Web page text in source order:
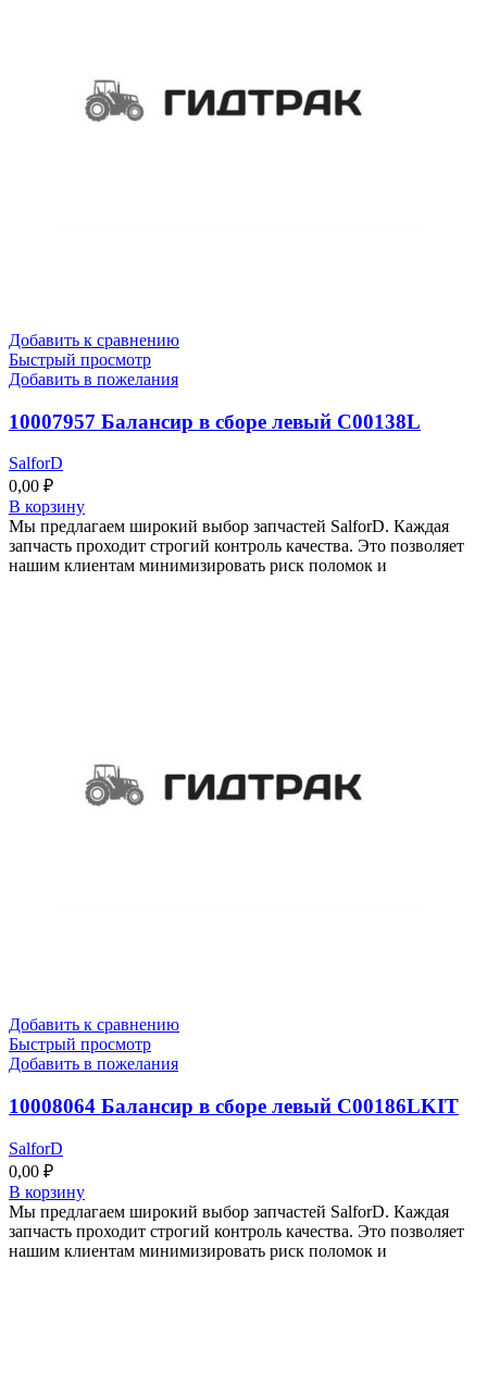
Добавить к сравнению
Быстрый просмотр
Добавить в пожелания
10007957 Балансир в сборе левый C00138L
SalforD
0,00 ₽
В корзину
Мы предлагаем широкий выбор запчастей SalforD. Каждая
запчасть проходит строгий контроль качества. Это позволяет
нашим клиентам минимизировать риск поломок и
Добавить к сравнению
Быстрый просмотр
Добавить в пожелания
10008064 Балансир в сборе левый C00186LKIT
SalforD
0,00 ₽
В корзину
Мы предлагаем широкий выбор запчастей SalforD. Каждая
запчасть проходит строгий контроль качества. Это позволяет
нашим клиентам минимизировать риск поломок и